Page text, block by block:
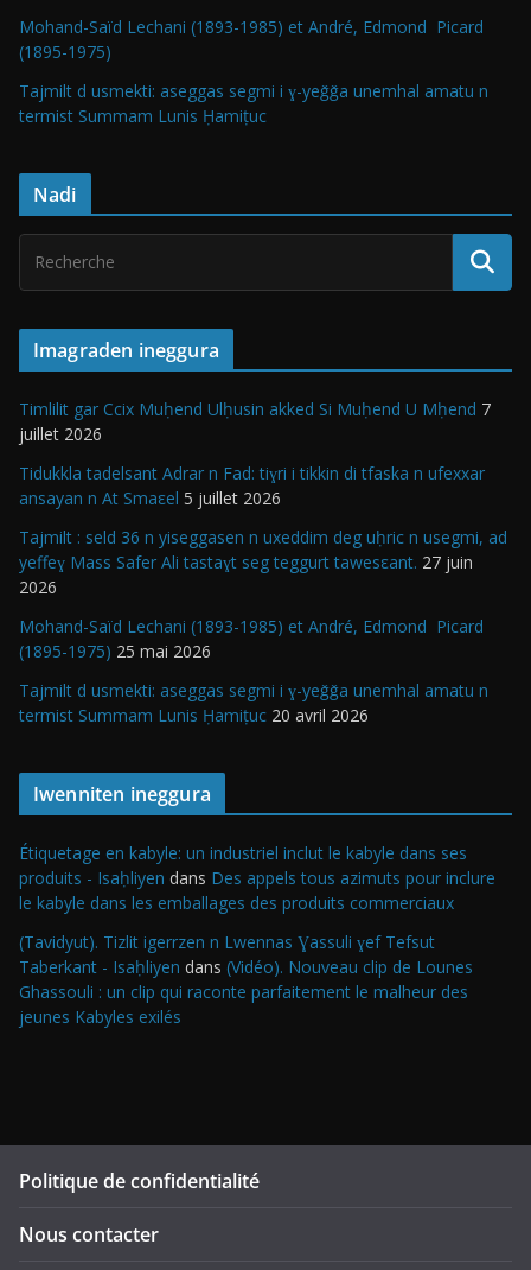
Mohand-Saïd Lechani (1893-1985) et André, Edmond Picard
(1895-1975)
Tajmilt d usmekti: aseggas segmi i ɣ-yeǧǧa unemhal amatu n
termist Summam Lunis Ḥamiṭuc
Nadi
Imagraden ineggura
Timlilit gar Ccix Muḥend Ulḥusin akked Si Muḥend U Mḥend 7
juillet 2026
Tidukkla tadelsant Adrar n Fad: tiɣri i tikkin di tfaska n ufexxar
ansayan n At Smaεel 5 juillet 2026
Tajmilt : seld 36 n yiseggasen n uxeddim deg uḥric n usegmi, ad
yeffeɣ Mass Safer Ali tastaɣt seg teggurt tawesεant. 27 juin
2026
Mohand-Saïd Lechani (1893-1985) et André, Edmond Picard
(1895-1975) 25 mai 2026
Tajmilt d usmekti: aseggas segmi i ɣ-yeǧǧa unemhal amatu n
termist Summam Lunis Ḥamiṭuc 20 avril 2026
Iwenniten ineggura
Étiquetage en kabyle: un industriel inclut le kabyle dans ses
produits - Isaḥliyen dans Des appels tous azimuts pour inclure
le kabyle dans les emballages des produits commerciaux
(Tavidyut). Tizlit igerrzen n Lwennas Ɣassuli ɣef Tefsut
Taberkant - Isaḥliyen dans (Vidéo). Nouveau clip de Lounes
Ghassouli : un clip qui raconte parfaitement le malheur des
jeunes Kabyles exilés
Politique de confidentialité
Nous contacter